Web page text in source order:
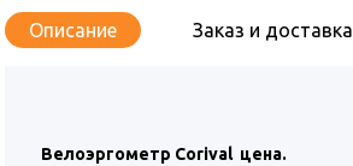
Описание Заказ и доставка
Велоэргометр Corival цена.